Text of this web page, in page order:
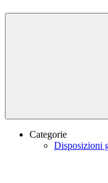
Categorie
Disposizioni